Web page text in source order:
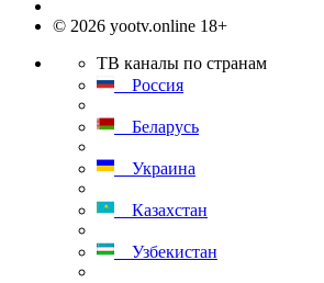
© 2026 yootv.online 18+
ТВ каналы по странам
Россия
Беларусь
Украина
Казахстан
Узбекистан